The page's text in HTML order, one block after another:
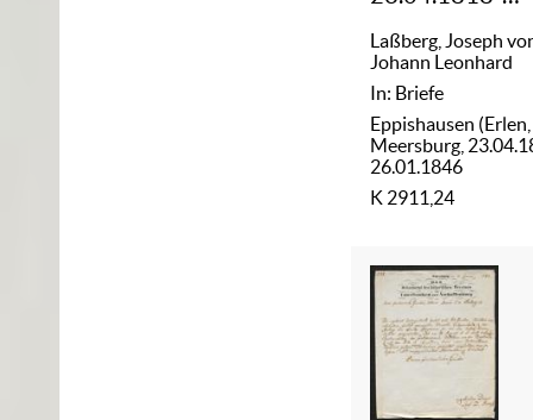
Laßberg, Joseph
Johann Leonhard
In: Briefe
Eppishausen
Meersburg,
26.01.1846
K 2911,24